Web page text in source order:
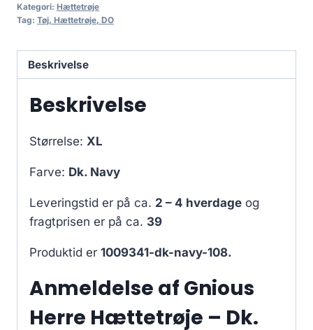
Kategori: Hættetrøje
Tag: Tøj, Hættetrøje, DO
Beskrivelse
Beskrivelse
Størrelse: XL
Farve: Dk. Navy
Leveringstid er på ca. 2 – 4 hverdage og
fragtprisen er på ca. 39
Produktid er 1009341-dk-navy-108.
Anmeldelse af Gnious
Herre Hættetrøje – Dk.